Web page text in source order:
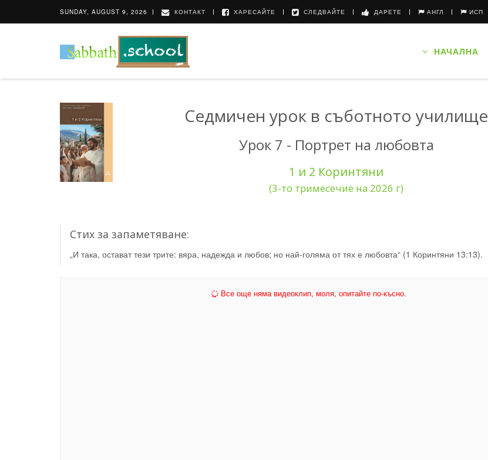
SUNDAY, AUGUST 9, 2026 КОНТАКТ ХАРЕСАЙТЕ СЛЕДВАЙТЕ ДАРЕТЕ АНГЛ ИСП
НАЧАЛНА
Седмичен урок в съботното училище
Урок 7 - Портрет на любовта
1 и 2 Коринтяни
(3-то тримесечие на 2026 г)
Стих за запаметяване:
„И така, остават тези трите: вяра, надежда и любов; но най-голяма от тях е любовта“ (1 Коринтяни 13:13).
Все още няма видеоклип, моля, опитайте по-късно.